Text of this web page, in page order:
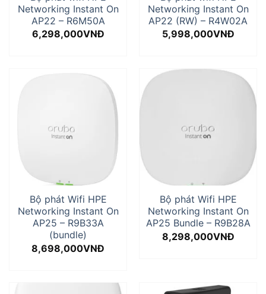
Networking Instant On
AP22 – R6M50A
6,298,000VNĐ
Networking Instant On
AP22 (RW) – R4W02A
5,998,000VNĐ
Bộ phát Wifi HPE
Networking Instant On
AP25 – R9B33A
(bundle)
8,698,000VNĐ
Bộ phát Wifi HPE
Networking Instant On
AP25 Bundle – R9B28A
8,298,000VNĐ